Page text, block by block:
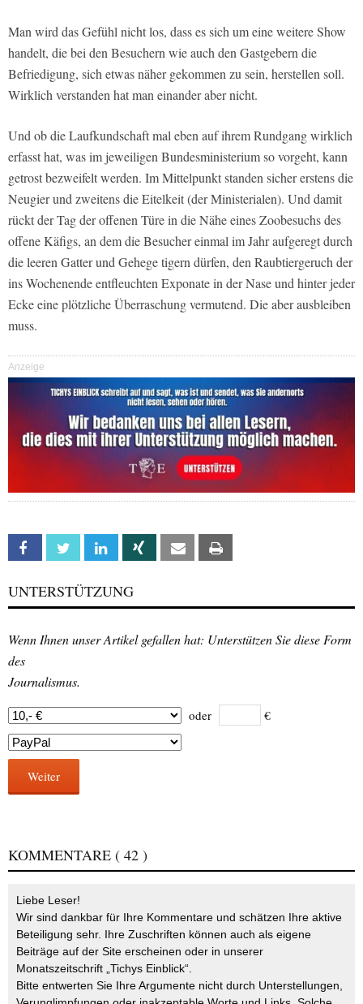
Man wird das Gefühl nicht los, dass es sich um eine weitere Show
handelt, die bei den Besuchern wie auch den Gastgebern die
Befriedigung, sich etwas näher gekommen zu sein, herstellen soll.
Wirklich verstanden hat man einander aber nicht.
Und ob die Laufkundschaft mal eben auf ihrem Rundgang wirklich
erfasst hat, was im jeweiligen Bundesministerium so vorgeht, kann
getrost bezweifelt werden. Im Mittelpunkt standen sicher erstens die
Neugier und zweitens die Eitelkeit (der Ministerialen). Und damit
rückt der Tag der offenen Türe in die Nähe eines Zoobesuchs des
offene Käfigs, an dem die Besucher einmal im Jahr aufgeregt durch
die leeren Gatter und Gehege tigern dürfen, den Raubtiergeruch der
ins Wochenende entfleuchten Exponate in der Nase und hinter jeder
Ecke eine plötzliche Überraschung vermutend. Die aber ausbleiben
muss.
Anzeige
Facebook Twitter Linkedin Xing Email
UNTERSTÜTZUNG
Wenn Ihnen unser Artikel gefallen hat: Unterstützen Sie diese Form
des
Journalismus.
oder €
Weiter
KOMMENTARE ( 42 )
Liebe Leser!
Wir sind dankbar für Ihre Kommentare und schätzen Ihre aktive
Beteiligung sehr. Ihre Zuschriften können auch als eigene
Beiträge auf der Site erscheinen oder in unserer
Monatszeitschrift „Tichys Einblick“.
Bitte entwerten Sie Ihre Argumente nicht durch Unterstellungen,